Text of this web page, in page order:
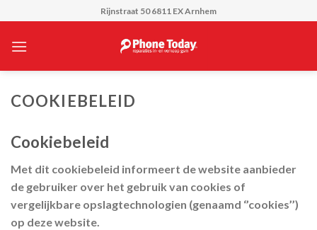
content
Rijnstraat 50 6811 EX Arnhem
COOKIEBELEID
Cookiebeleid
Met dit cookiebeleid informeert de website aanbieder
de gebruiker over het gebruik van cookies of
vergelijkbare opslagtechnologien (genaamd ‘’cookies’’)
op deze website.